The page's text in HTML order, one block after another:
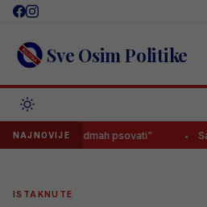
Skip
content Sve Osim Politike
NAJNOVIJEodmah psovati” Samed
ISTAKNUTE